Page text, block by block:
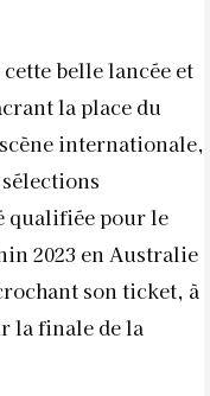
belle lancée et
la place du
internationale,
qualifiée pour le
2023 en Australie
son ticket, à
la finale de la